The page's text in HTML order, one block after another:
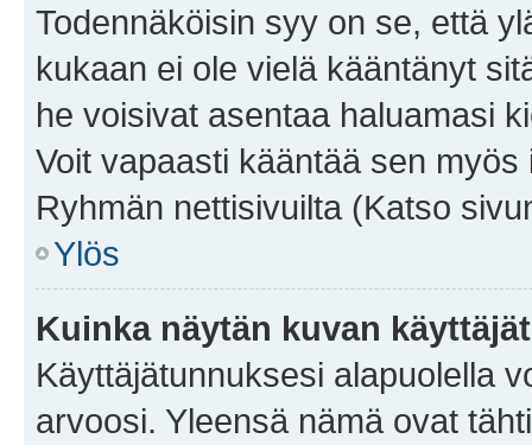
Todennäköisin syy on se, että
kukaan ei ole vielä kääntänyt
he voisivat asentaa haluamasi
Voit vapaasti kääntää sen
Ryhmän nettisivuilta (Katso
Ylös
Kuinka näytän kuvan
Käyttäjätunnuksesi alapuolella
arvoosi. Yleensä nämä ovat